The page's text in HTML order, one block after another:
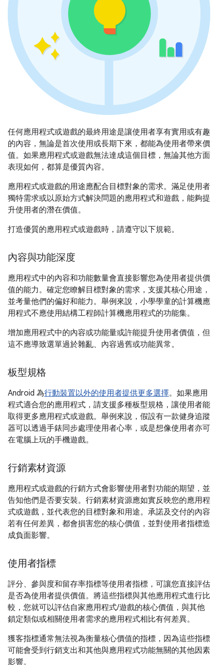
任何應用程式或遊戲的最終用途是讓使用者享有實用或有趣
的內容，無論是首次使用或長期下來，都能為使用者帶來價
值。如果應用程式或遊戲無法達成這個目標，無論其他方面
表現如何，都算是優質內容。
應用程式或遊戲的用途應配合目標對象的需求。滿足使用者
獨特需求或以原始方式解決問題的應用程式和遊戲，能夠提
升使用者的潛在價值。
打造優質的應用程式或遊戲時，請遵守以下規範。
內容與功能深度
應用程式中的內容和功能數量會直接影響您為使用者提供價
值的能力。確定您瞭解目標對象的需求，支援其核心用途，
並考量他們的偏好和能力。舉例來說，小學學童的計算機應
用程式不應使用結構工程師計算機應用程式的功能集。
增加應用程式中的內容或功能量或許能提升使用者價值，但
這不應導致選單過於雜亂、內容過舊或功能異常。
板型規格
Android 為行動裝置以外的使用者提供更多選擇。如果應用
程式適合您的應用程式，請支援多種板型規格，讓使用者能
取得更多應用程式或遊戲。舉例來說，假設有一款健身追蹤
器可以透過手錶同步處理使用者心率，或是想像使用者亦可
在電腦上玩的手機遊戲。
行銷素材資源
應用程式或遊戲的行銷方式會影響使用者對功能的期望，並
告知他們是否要安裝。行銷素材資源應如實反映您的應用程
式或遊戲，並代表您的目標對象和用途。承諾及交付的內容
若有任何差異，都會損害您的核心價值，並對使用者指標造
成負面影響。
使用者指標
評分、參與度和留存率指標等使用者指標，可讓您直接評估
是否為使用者提供價值。將這些指標與其他應用程式進行比
較，您就可以評估自家應用程式/遊戲的核心價值，與其他
鎖定類似或相關使用者需求的應用程式相比有何差異。
獲客指標通常無法視為衡量核心價值的指標，因為這些指標
可能會受到行銷支出和其他與應用程式功能無關的其他因素
影響。